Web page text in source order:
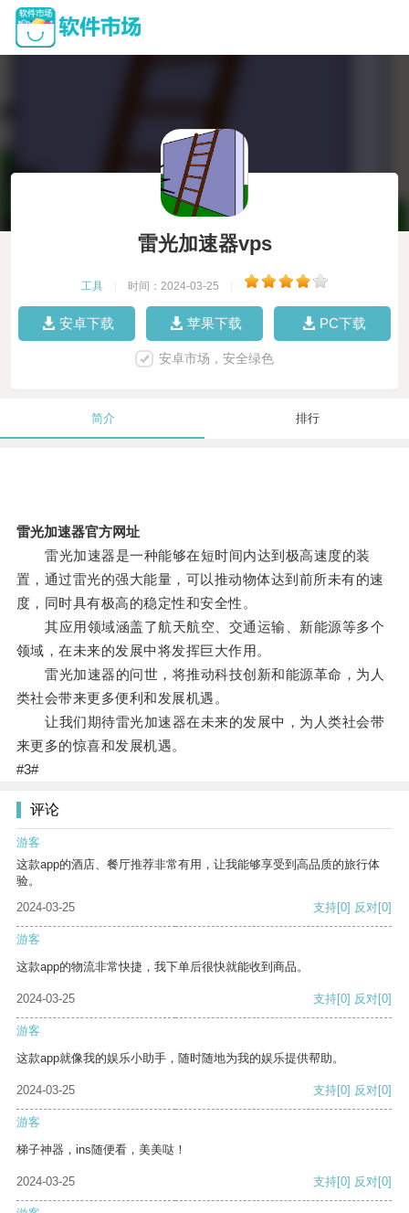
雷光加速器vps
工具 时间：2024-03-25
安卓下载 苹果下载 PC下载
安卓市场，安全绿色
简介 排行
雷光加速器官方网址
雷光加速器是一种能够在短时间内达到极高速度的装
置，通过雷光的强大能量，可以推动物体达到前所未有的速
度，同时具有极高的稳定性和安全性。
其应用领域涵盖了航天航空、交通运输、新能源等多个
领域，在未来的发展中将发挥巨大作用。
雷光加速器的问世，将推动科技创新和能源革命，为人
类社会带来更多便利和发展机遇。
让我们期待雷光加速器在未来的发展中，为人类社会带
来更多的惊喜和发展机遇。
#3#
评论
游客
这款app的酒店、餐厅推荐非常有用，让我能够享受到高品质的旅行体
验。
2024-03-25
支持[0] 反对[0]
游客
这款app的物流非常快捷，我下单后很快就能收到商品。
2024-03-25 支持[0] 反对[0]
游客
这款app就像我的娱乐小助手，随时随地为我的娱乐提供帮助。
2024-03-25 支持[0] 反对[0]
游客
梯子神器，ins随便看，美美哒！
2024-03-25 支持[0] 反对[0]